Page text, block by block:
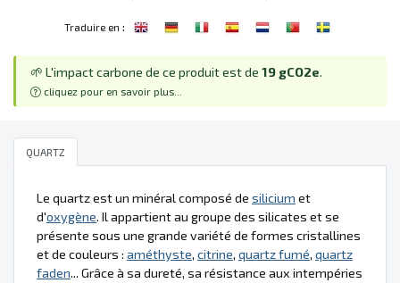
Traduire en :
🌱 L'impact carbone de ce produit est de 19 gCO2e.
cliquez pour en savoir plus...
QUARTZ
Le quartz est un minéral composé de silicium et
d'oxygène. Il appartient au groupe des silicates et se
présente sous une grande variété de formes cristallines
et de couleurs : améthyste, citrine, quartz fumé, quartz
faden... Grâce à sa dureté, sa résistance aux intempéries